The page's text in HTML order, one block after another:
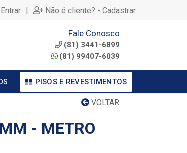
| Não é cliente? - Cadastrar
Fale Conosco
(81) 3441-6899
(81) 99407-6039
PISOS E REVESTIMENTOS
VOLTAR
- METRO